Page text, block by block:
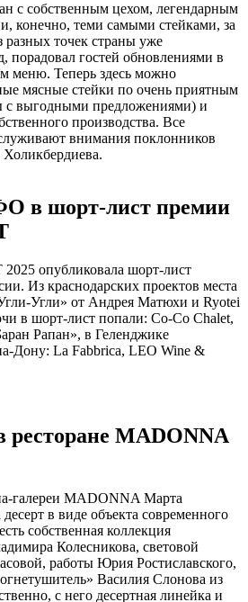
с собственным цехом, легендарным
конечно, теми самыми стейками, за
точек страны уже
порадовал гостей обновлениями в
меню. Теперь здесь можно
мясные стейки по очень приятным
с выгодными предложениями) и
производства. Все
внимания поклонников
в шорт-лист премии
опубликовала шорт-лист
Из краснодарских проектов места
Угли» от Андрея Матюхи и Ryotei
в шорт-лист попали: Co-Co Chalet,
Рапан», в Геленджике
Дону: La Fabbrica, LEO Wine &
ресторане MADONNA
галереи MADONNA Марта
в виде объекта современного
собственная коллекция
Колесникова, световой
работы Юрия Ростиславского,
Василия Слонова из
с него десертная линейка и